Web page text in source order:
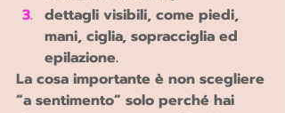
dettagli visibili, come piedi,
mani, ciglia, sopracciglia ed
epilazione.
La cosa importante è non scegliere
“a sentimento” solo perché hai